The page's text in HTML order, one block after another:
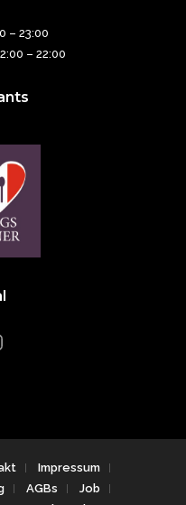
– 23:00
– 22:00
Impressum
AGBs
Job